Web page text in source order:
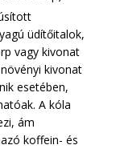
üdítőitalok,
vagy kivonat
kivonat
esetében,
A kóla
ám
koffein- és